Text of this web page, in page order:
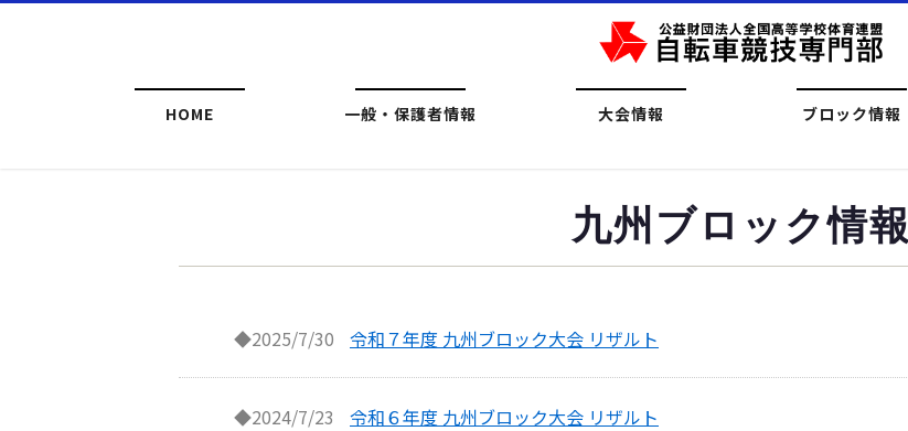
HOME 一般・保護者情報 大会情報 ブロック情報
九州ブロック情報
◆2025/7/30 令和７年度 九州ブロック大会 リザルト
◆2024/7/23 令和６年度 九州ブロック大会 リザルト